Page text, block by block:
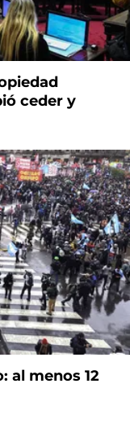
ceder y
al menos 12